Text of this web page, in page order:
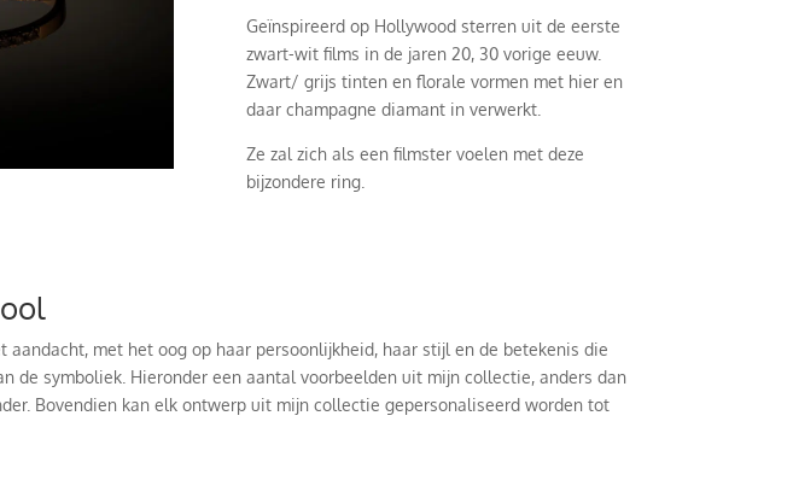
Geïnspireerd op Hollywood sterren uit de eerste
zwart-wit films in de jaren 20, 30 vorige eeuw.
Zwart/ grijs tinten en florale vormen met hier en
daar champagne diamant in verwerkt.
Ze zal zich als een filmster voelen met deze
bijzondere ring.
met het oog op haar persoonlijkheid, haar stijl en de betekenis die
de symboliek. Hieronder een aantal voorbeelden uit mijn collectie, anders dan
Bovendien kan elk ontwerp uit mijn collectie gepersonaliseerd worden tot